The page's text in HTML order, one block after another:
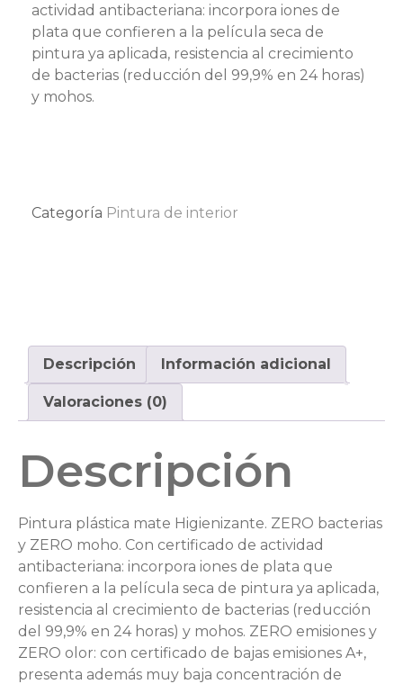
actividad antibacteriana: incorpora iones de
plata que confieren a la película seca de
pintura ya aplicada, resistencia al crecimiento
de bacterias (reducción del 99,9% en 24 horas)
y mohos.
Categoría Pintura de interior
Descripción Información adicional
Valoraciones (0)
Descripción
Pintura plástica mate Higienizante. ZERO bacterias
y ZERO moho. Con certificado de actividad
antibacteriana: incorpora iones de plata que
confieren a la película seca de pintura ya aplicada,
resistencia al crecimiento de bacterias (reducción
del 99,9% en 24 horas) y mohos. ZERO emisiones y
ZERO olor: con certificado de bajas emisiones A+,
presenta además muy baja concentración de